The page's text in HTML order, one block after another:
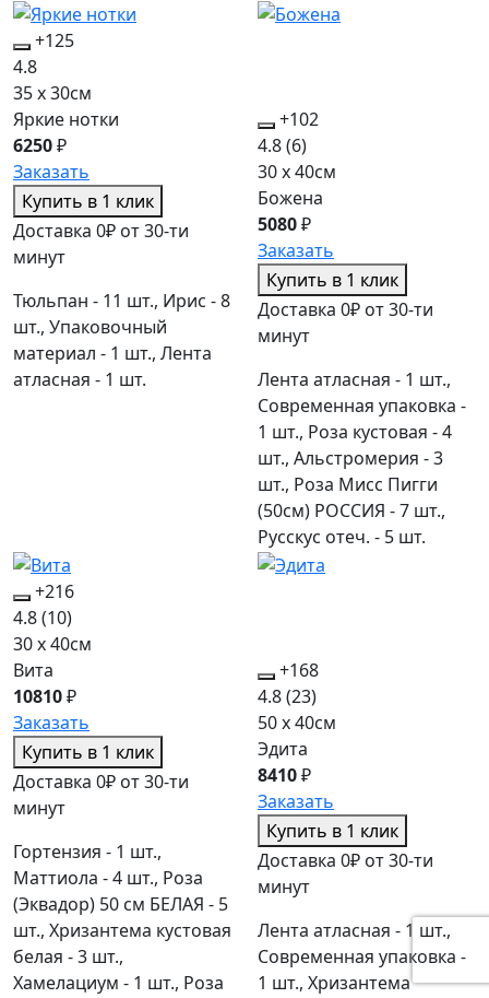
+125
4.8
35 x 30см
Яркие нотки
6250₽
Заказать
Купить в 1 клик
Доставка 0₽ от 30-ти
минут
Тюльпан - 11 шт., Ирис - 8
шт., Упаковочный
материал - 1 шт., Лента
атласная - 1 шт.
+102
4.8(6)
30 x 40см
Божена
5080₽
Заказать
Купить в 1 клик
Доставка 0₽ от 30-ти
минут
Лента атласная - 1 шт.,
Современная упаковка -
1 шт., Роза кустовая - 4
шт., Альстромерия - 3
шт., Роза Мисс Пигги
(50см) РОССИЯ - 7 шт.,
Русскус отеч. - 5 шт.
+216
4.8(10)
30 x 40см
Вита
10810₽
Заказать
Купить в 1 клик
Доставка 0₽ от 30-ти
минут
Гортензия - 1 шт.,
Маттиола - 4 шт., Роза
(Эквадор) 50 см БЕЛАЯ - 5
шт., Хризантема кустовая
белая - 3 шт.,
Хамелациум - 1 шт., Роза
+168
4.8(23)
50 x 40см
Эдита
8410₽
Заказать
Купить в 1 клик
Доставка 0₽ от 30-ти
минут
Лента атласная - 1 шт.,
Современная упаковка -
1 шт., Хризантема